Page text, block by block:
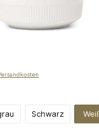
Schwarz